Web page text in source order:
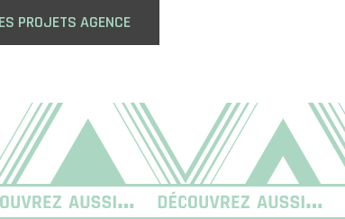
PROJETS AGENCE